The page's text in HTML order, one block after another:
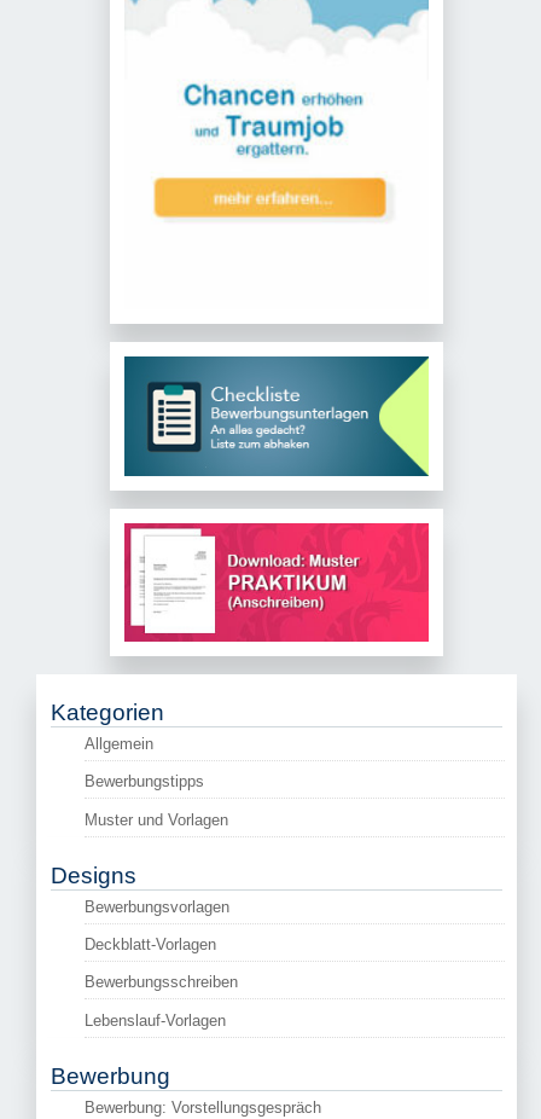
Kategorien
Allgemein
Bewerbungstipps
Muster und Vorlagen
Designs
Bewerbungsvorlagen
Deckblatt-Vorlagen
Bewerbungsschreiben
Lebenslauf-Vorlagen
Bewerbung
Bewerbung: Vorstellungsgespräch